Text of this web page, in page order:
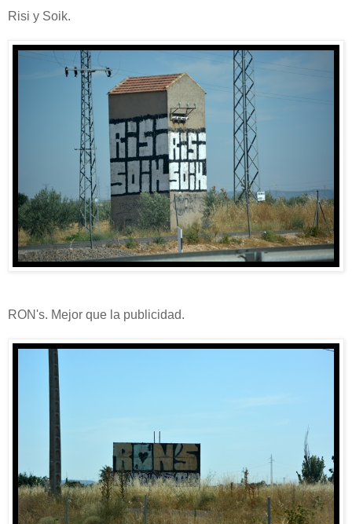
Risi y Soik.
RON's. Mejor que la publicidad.